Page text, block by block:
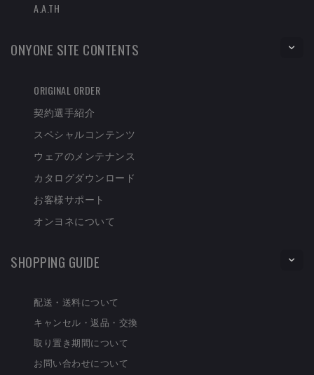
A.A.TH
ONYONE SITE CONTENTS
ORIGINAL ORDER
契約選手紹介
スペシャルコンテンツ
ウェアのメンテナンス
カタログダウンロード
お客様サポート
オンヨネについて
SHOPPING GUIDE
配送・送料について
キャンセル・返品・交換
取り置き期間について
お問い合わせについて